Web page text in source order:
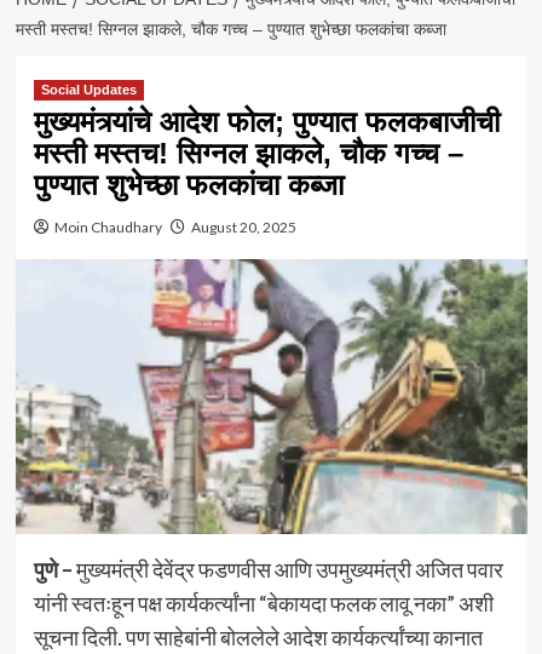
मस्ती मस्तच! सिग्नल झाकले, चौक गच्च – पुण्यात शुभेच्छा फलकांचा कब्जा
Social Updates
मुख्यमंत्र्यांचे आदेश फोल; पुण्यात फलकबाजीची
मस्ती मस्तच! सिग्नल झाकले, चौक गच्च –
पुण्यात शुभेच्छा फलकांचा कब्जा
Moin Chaudhary August 20, 2025
पुणे –मुख्यमंत्री देवेंद्र फडणवीस आणि उपमुख्यमंत्री अजित पवार
यांनी स्वतःहून पक्ष कार्यकर्त्यांना “बेकायदा फलक लावू नका” अशी
सूचना दिली. पण साहेबांनी बोललेले आदेश कार्यकर्त्यांच्या कानात